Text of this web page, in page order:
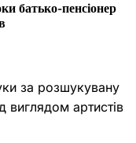
батько-пенсіонер